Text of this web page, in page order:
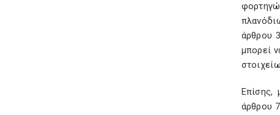
άρθρου
μπορεί
Επίσης,
άρθρου